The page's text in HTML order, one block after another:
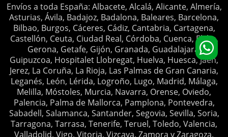
Envíos a toda España: Albacete, Alcalá, Alicante, Almería,
Asturias, Ávila, Badajoz, Badalona, Baleares, Barcelona,
Bilbao, Burgos, Cáceres, Cádiz, Cantabria, Cartagena,
Castellón, Ceuta, Ciudad Real, Córdoba, Cuenca, Elche,
Gerona, Getafe, Gijón, Granada, Guadalajara,
Guipuzcoa, Hospitalet Llobregat, Huelva, Huesca, Jaén,
Jerez, La Coruña, La Rioja, Las Palmas de Gran Canaria,
Leganés, León, Lérida, Logroño, Lugo, Madrid, Málaga,
Melilla, Móstoles, Murcia, Navarra, Orense, Oviedo,
Palencia, Palma de Mallorca, Pamplona, Pontevedra,
Sabadell, Salamanca, Santander, Segovia, Sevilla, Soria,
Tarragona, Tarrasa, Tenerife, Teruel, Toledo, Valencia,
Valladolid, Vigo, Vitoria, Vizcaya, Zamora y Zaragoza.